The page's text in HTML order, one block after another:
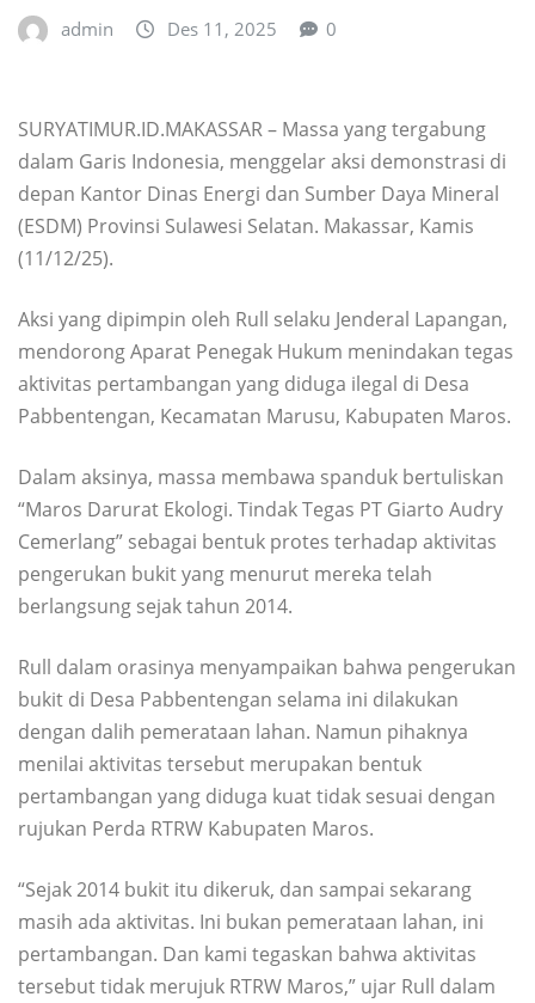
admin Des 11, 2025 0
SURYATIMUR.ID.MAKASSAR – Massa yang tergabung
dalam Garis Indonesia, menggelar aksi demonstrasi di
depan Kantor Dinas Energi dan Sumber Daya Mineral
(ESDM) Provinsi Sulawesi Selatan. Makassar, Kamis
(11/12/25).
Aksi yang dipimpin oleh Rull selaku Jenderal Lapangan,
mendorong Aparat Penegak Hukum menindakan tegas
aktivitas pertambangan yang diduga ilegal di Desa
Pabbentengan, Kecamatan Marusu, Kabupaten Maros.
Dalam aksinya, massa membawa spanduk bertuliskan
“Maros Darurat Ekologi. Tindak Tegas PT Giarto Audry
Cemerlang” sebagai bentuk protes terhadap aktivitas
pengerukan bukit yang menurut mereka telah
berlangsung sejak tahun 2014.
Rull dalam orasinya menyampaikan bahwa pengerukan
bukit di Desa Pabbentengan selama ini dilakukan
dengan dalih pemerataan lahan. Namun pihaknya
menilai aktivitas tersebut merupakan bentuk
pertambangan yang diduga kuat tidak sesuai dengan
rujukan Perda RTRW Kabupaten Maros.
“Sejak 2014 bukit itu dikeruk, dan sampai sekarang
masih ada aktivitas. Ini bukan pemerataan lahan, ini
pertambangan. Dan kami tegaskan bahwa aktivitas
tersebut tidak merujuk RTRW Maros,” ujar Rull dalam